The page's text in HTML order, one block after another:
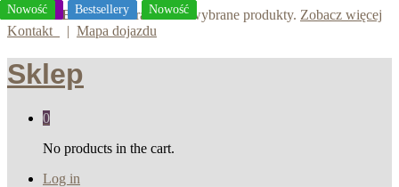
WYPRZEDAŻ30% rabatu na wybrane produkty. Zobacz więcej
Kontakt
| Mapa dojazdu
Sklep
0
No products in the cart.
Log in
Promocje Bestsellery Nowość
Promocje Bestsellery Nowość
Promocje Bestsellery Nowość
Nowość
Nowość
Nowość
Nowość
Nowość
Nowość
Nowość
Nowość
Nowość
Nowość
Nowość